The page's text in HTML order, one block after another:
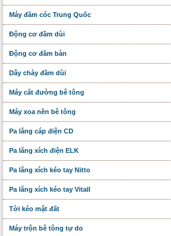
Máy đầm cóc Trung Quốc
Động cơ đầm dùi
Động cơ đầm bàn
Dây chày đầm dùi
Máy cắt đường bê tông
Máy xoa nền bê tông
Pa lăng cáp điện CD
Pa lăng xích điện ELK
Pa lăng xích kéo tay Nitto
Pa lăng xích kéo tay Vitall
Tời kéo mặt đất
Máy trộn bê tông tự do